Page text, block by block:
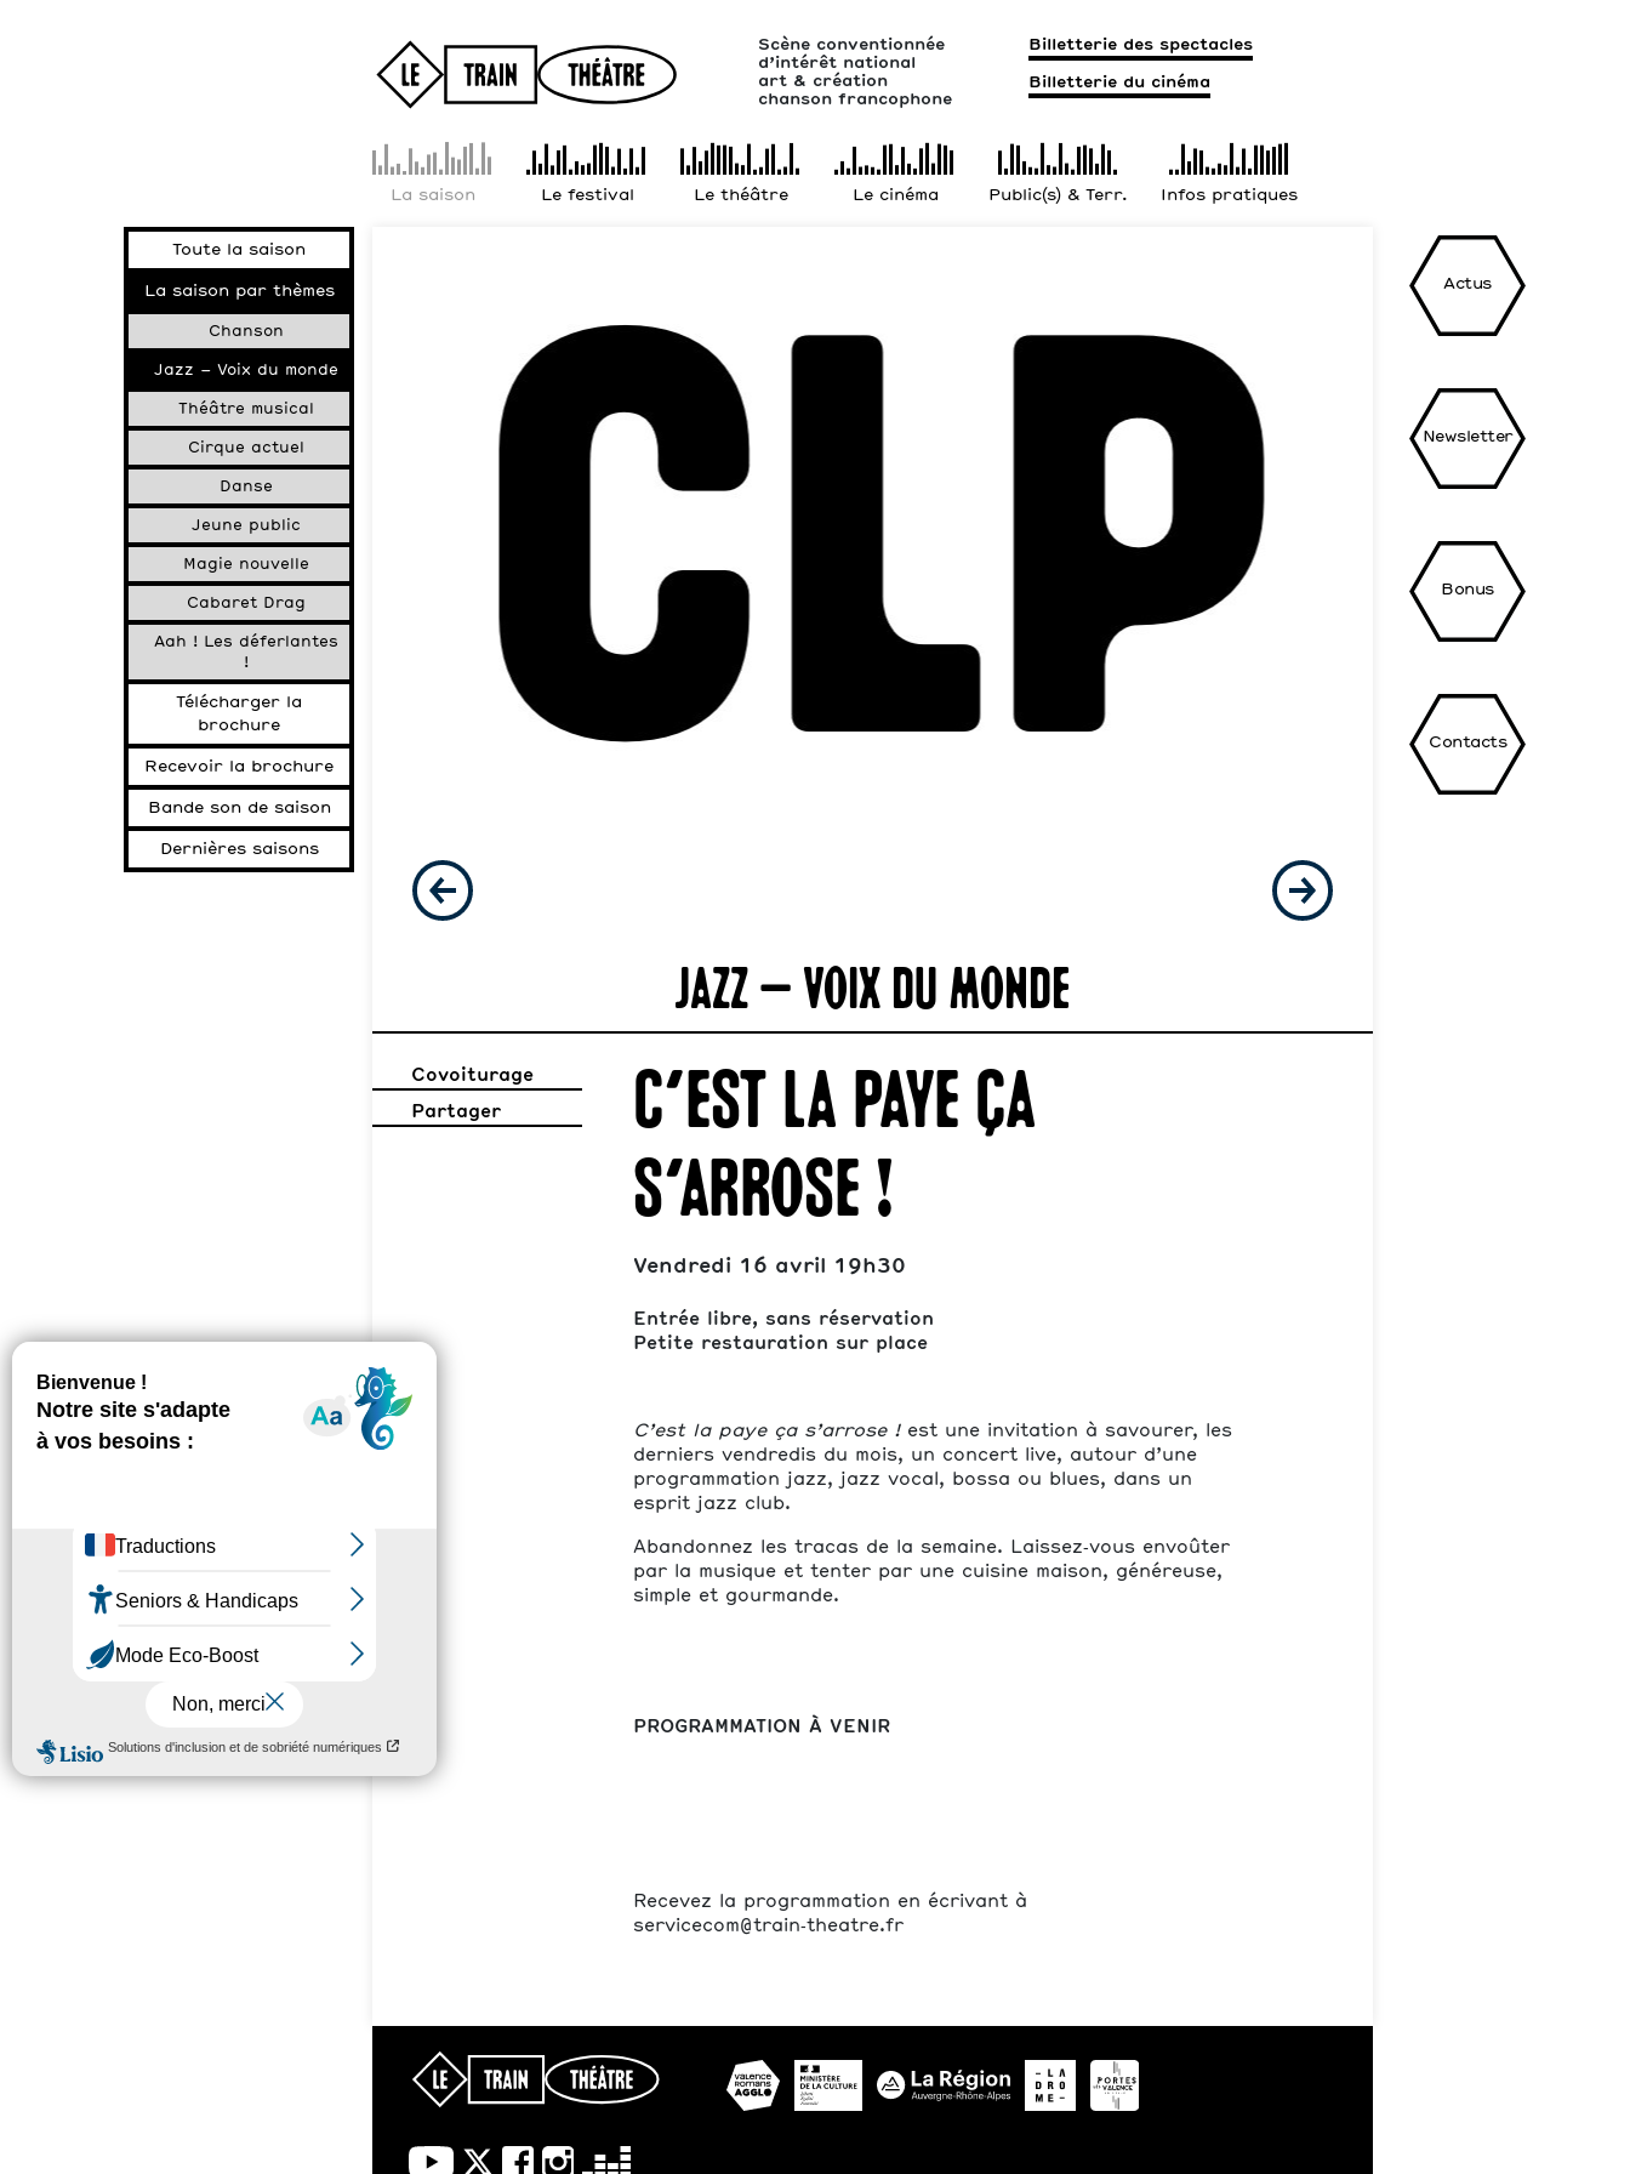
Scène conventionnée
d’intérêt national
art & création
chanson francophone
Billetterie des spectacles
Billetterie du cinéma
La saison Le festival Le théâtre Le cinéma Public(s) & Terr. Infos pratiques
Toute la saison
La saison par thèmes
Chanson
Jazz – Voix du monde
Théâtre musical
Cirque actuel
Danse
Jeune public
Magie nouvelle
Cabaret Drag
Aah ! Les déferlantes
!
Télécharger la
brochure
Recevoir la brochure
Bande son de saison
Dernières saisons
Jazz – Voix du monde
Covoiturage
Partager
C’est la paye ça
s’arrose !
Vendredi 16 avril 19h30
Entrée libre, sans réservation
Petite restauration sur place
C’est la paye ça s’arrose !est une invitation à savourer, les
derniers vendredis du mois, un concert live, autour d’une
programmation jazz, jazz vocal, bossa ou blues, dans un
esprit jazz club.
Abandonnez les tracas de la semaine. Laissez‑vous envoûter
par la musique et tenter par une cuisine maison, généreuse,
simple et gourmande.
PROGRAMMATION À VENIR
Recevez la programmation en écrivant à
servicecom@train‑theatre.fr
Actus
Newsletter
Bonus
Contacts